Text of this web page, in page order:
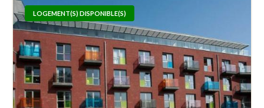
LOGEMENT(S) DISPONIBLE(S)